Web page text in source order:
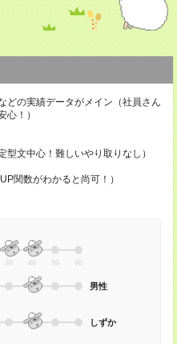
どの実績データがメイン（社員さん
心！）
文中心！難しいやり取りなし）
関数がわかると尚可！）
30 40 50 60
男性
しずか